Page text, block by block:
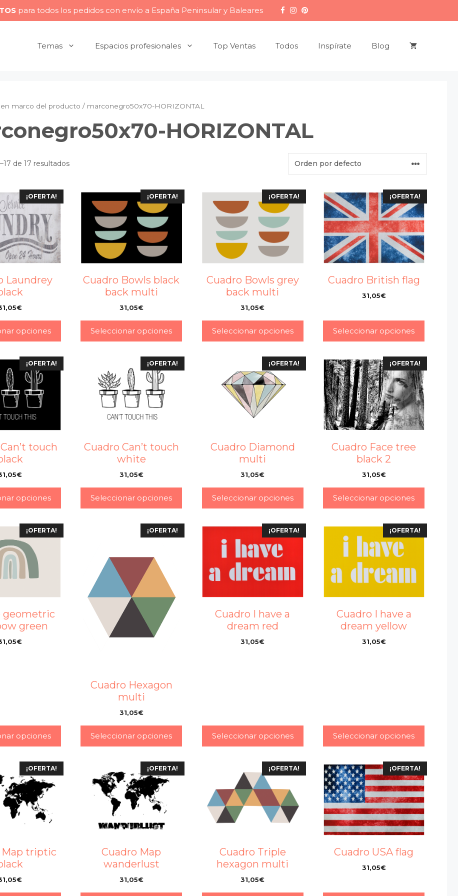
para todos los pedidos con envío a España Peninsular y Baleares
Temas Espacios profesionales Top Ventas Todos Inspírate Blog
marco del producto / marconegro50x70-HORIZONTAL
HORIZONTAL
de 17 resultados
¡OFERTA!
Laundrey
€
opciones
¡OFERTA!
Cuadro Bowls black
back multi
31,05€
Seleccionar opciones
¡OFERTA!
Cuadro Bowls grey
back multi
31,05€
Seleccionar opciones
¡OFERTA!
Cuadro British flag
31,05€
Seleccionar opciones
¡OFERTA!
touch
€
opciones
¡OFERTA!
Cuadro Can’t touch
white
31,05€
Seleccionar opciones
¡OFERTA!
Cuadro Diamond
multi
31,05€
Seleccionar opciones
¡OFERTA!
Cuadro Face tree
black 2
31,05€
Seleccionar opciones
¡OFERTA!
geometric
green
€
opciones
¡OFERTA!
Cuadro Hexagon
multi
31,05€
Seleccionar opciones
¡OFERTA!
Cuadro I have a
dream red
31,05€
Seleccionar opciones
¡OFERTA!
Cuadro I have a
dream yellow
31,05€
Seleccionar opciones
¡OFERTA!
Map triptic
€
¡OFERTA!
Cuadro Map
wanderlust
31,05€
¡OFERTA!
Cuadro Triple
hexagon multi
31,05€
¡OFERTA!
Cuadro USA flag
31,05€